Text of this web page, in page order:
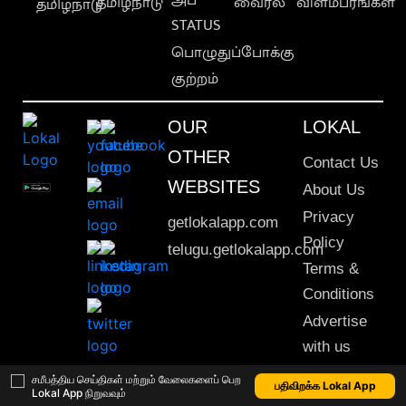
சமீபத்திய செய்திகள் மற்றும் வேலைகளைப் பெற
Lokal App நிறுவவும்
பதிவிறக்க Lokal App
STATUS
பொழுதுப்போக்கு
குற்றம்
OUR
OTHER
WEBSITES
getlokalapp.com
telugu.getlokalapp.com
LOKAL
Contact Us
About Us
Privacy
Policy
Terms &
Conditions
Advertise
with us
Sitemap
This material may not be published, transmitted, rewritten or redistributed. © 2020 Lokal App. All rights reserved.